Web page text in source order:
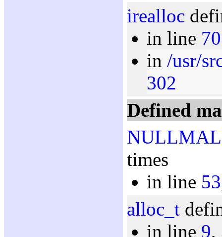
irealloc
in line 70
in /usr/
302
Defined
NULLMAL
times
in line 53
alloc_t
in line 9,